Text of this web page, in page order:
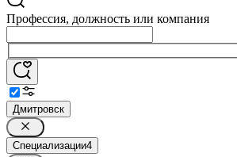
Профессия, должность или компания
Дмитровск
Специализации4